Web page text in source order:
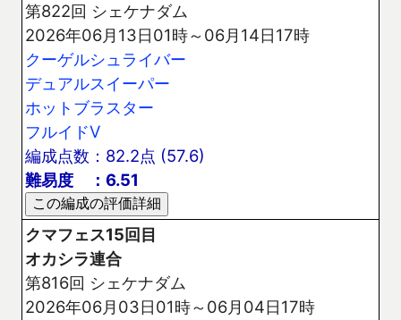
第822回 シェケナダム
2026年06月13日01時～06月14日17時
クーゲルシュライバー
デュアルスイーパー
ホットブラスター
フルイドV
編成点数：82.2点 (57.6)
難易度 ：6.51
クマフェス15回目
オカシラ連合
第816回 シェケナダム
2026年06月03日01時～06月04日17時